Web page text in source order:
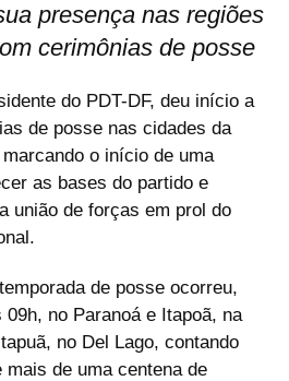
presença nas regiões
cerimônias de posse
do PDT-DF, deu início a
de posse nas cidades da
o início de uma
as bases do partido e
união de forças em prol do
de posse ocorreu,
no Paranoá e Itapoã, na
no Del Lago, contando
de uma centena de